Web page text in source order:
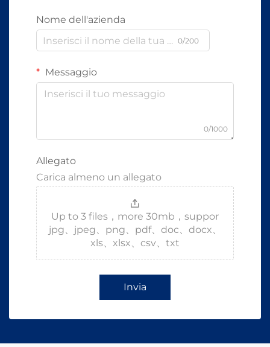
Nome dell'azienda
0/200
Messaggio
0/1000
Allegato
Carica almeno un allegato
Up to 3 files，more 30mb，suppor
jpg、jpeg、png、pdf、doc、docx、
xls、xlsx、csv、txt
Invia